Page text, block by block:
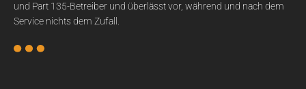
und Part 135-Betreiber und überlässt vor, während und nach dem
Service nichts dem Zufall.